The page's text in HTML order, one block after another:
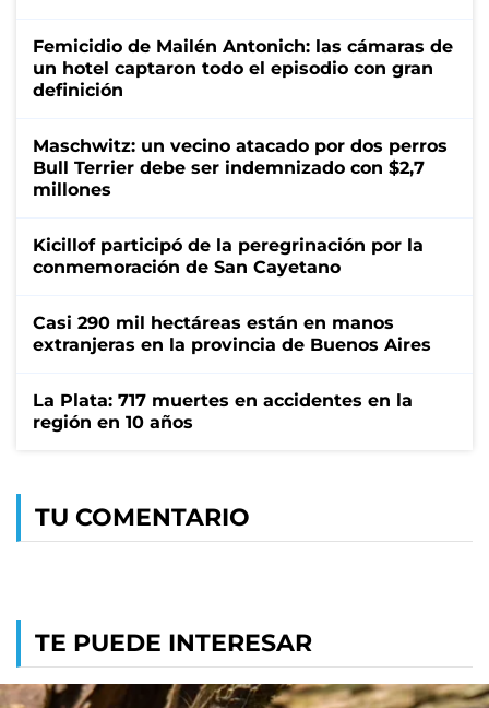
Femicidio de Mailén Antonich: las cámaras de
un hotel captaron todo el episodio con gran
definición
Maschwitz: un vecino atacado por dos perros
Bull Terrier debe ser indemnizado con $2,7
millones
Kicillof participó de la peregrinación por la
conmemoración de San Cayetano
Casi 290 mil hectáreas están en manos
extranjeras en la provincia de Buenos Aires
La Plata: 717 muertes en accidentes en la
región en 10 años
TU COMENTARIO
TE PUEDE INTERESAR